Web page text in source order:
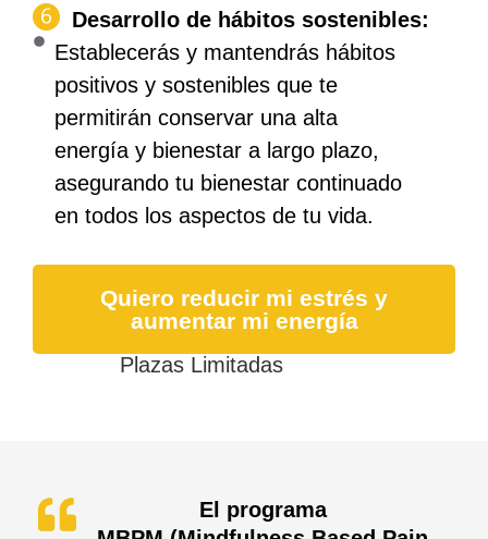
Desarrollo de hábitos sostenibles:
Establecerás y mantendrás hábitos
positivos y sostenibles que te
permitirán conservar una alta
energía y bienestar a largo plazo,
asegurando tu bienestar continuado
en todos los aspectos de tu vida.
Quiero reducir mi estrés y
aumentar mi energía
Plazas Limitadas
El programa